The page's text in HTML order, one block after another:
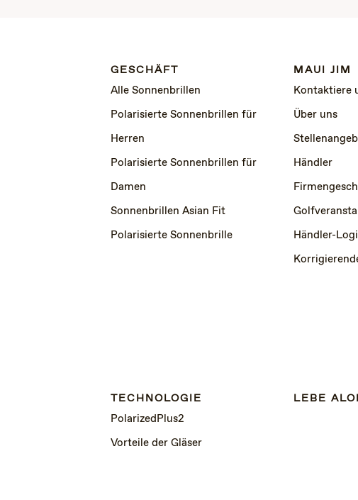
GESCHÄFT
Alle Sonnenbrillen
Polarisierte Sonnenbrillen für
Herren
Polarisierte Sonnenbrillen für
Damen
Sonnenbrillen Asian Fit
Polarisierte Sonnenbrille
MAUI JIM
Kontaktiere
Über uns
Händler
Händler-
TECHNOLOGIE
PolarizedPlus2
Vorteile der Gläser
LEBE